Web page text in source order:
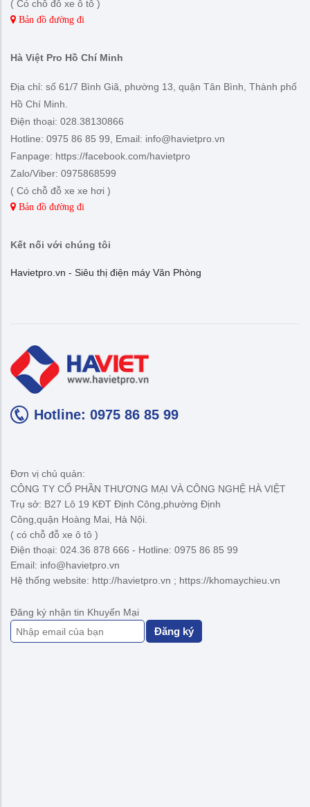
( Có chỗ đỗ xe ô tô )
Bản đồ đường đi
Hà Việt Pro Hồ Chí Minh
Địa chỉ: số 61/7 Bình Giã, phường 13, quận Tân Bình, Thành phố
Hồ Chí Minh.
Điện thoại: 028.38130866
Hotline: 0975 86 85 99, Email: info@havietpro.vn
Fanpage: https://facebook.com/havietpro
Zalo/Viber: 0975868599
( Có chỗ đỗ xe xe hơi )
Bản đồ đường đi
Kết nối với chúng tôi
Havietpro.vn - Siêu thị điện máy Văn Phòng
Hotline: 0975 86 85 99
Đơn vị chủ quản:
CÔNG TY CỔ PHẦN THƯƠNG MẠI VÀ CÔNG NGHỆ HÀ VIỆT
Trụ sở: B27 Lô 19 KĐT Định Công,phường Định
Công,quận Hoàng Mai, Hà Nội.
( có chỗ đỗ xe ô tô )
Điện thoại: 024.36 878 666 - Hotline: 0975 86 85 99
Email: info@havietpro.vn
Hệ thống website: http://havietpro.vn ; https://khomaychieu.vn
Đăng ký nhận tin Khuyến Mại
Đăng ký